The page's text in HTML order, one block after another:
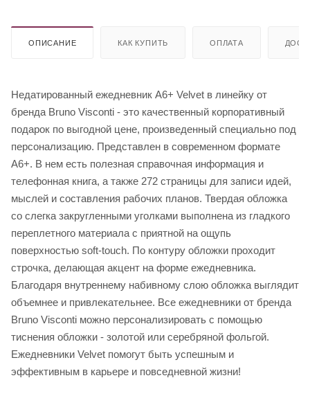
ОПИСАНИЕ КАК КУПИТЬ ОПЛАТА
Недатированный ежедневник A6+ Velvet в линейку от
бренда Bruno Visconti - это качественный корпоративный
подарок по выгодной цене, произведенный специально под
персонализацию. Представлен в современном формате
А6+. В нем есть полезная справочная информация и
телефонная книга, а также 272 страницы для записи идей,
мыслей и составления рабочих планов. Твердая обложка
со слегка закругленными уголками выполнена из гладкого
переплетного материала с приятной на ощупь
поверхностью soft-touch. По контуру обложки проходит
строчка, делающая акцент на форме ежедневника.
Благодаря внутреннему набивному слою обложка выглядит
объемнее и привлекательнее. Все ежедневники от бренда
Bruno Visconti можно персонализировать с помощью
тиснения обложки - золотой или серебряной фольгой.
Ежедневники Velvet помогут быть успешным и
эффективным в карьере и повседневной жизни!